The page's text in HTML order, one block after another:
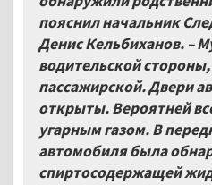
пояснил начальник
Денис Кельбиханов. –
водительской
пассажирской. Двери
открыты. Вероятней
угарным газом. В
автомобиля была
спиртосодержащей